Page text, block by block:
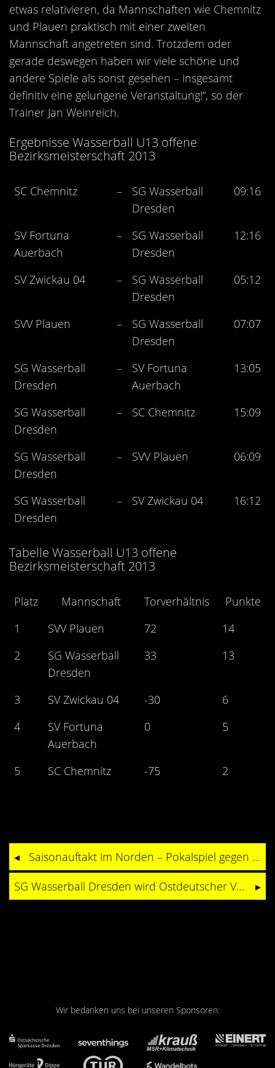
etwas relativieren, da Mannschaften wie Chemnitz
und Plauen praktisch mit einer zweiten
Mannschaft angetreten sind. Trotzdem oder
gerade deswegen haben wir viele schöne und
andere Spiele als sonst gesehen – insgesamt
definitiv eine gelungene Veranstaltung!“, so der
Trainer Jan Weinreich.
Ergebnisse Wasserball U13 offene
Bezirksmeisterschaft 2013
SC Chemnitz –
SG Wasserball
Dresden
09:16
SV Fortuna
Auerbach
–
SG Wasserball
Dresden
12:16
SV Zwickau 04 –
SG Wasserball
Dresden
05:12
SVV Plauen –
SG Wasserball
Dresden
07:07
SG Wasserball
Dresden
–
SV Fortuna
Auerbach
13:05
SG Wasserball
Dresden
– SC Chemnitz 15:09
SG Wasserball
Dresden
– SVV Plauen 06:09
SG Wasserball
Dresden
– SV Zwickau 04 16:12
Tabelle Wasserball U13 offene
Bezirksmeisterschaft 2013
Platz Mannschaft Torverhältnis
Punkte
1
SVV Plauen 72
14
2
SG Wasserball
Dresden
33 13
3 SV Zwickau 04 -30
6
4
SV Fortuna
Auerbach
0 5
5 SC Chemnitz -75 2
Saisonauftakt im Norden – Pokalspiel gegen SC Aquarius Löhne
SG Wasserball Dresden wird Ostdeutscher Vizepokalmeister
Wir bedanken uns bei unseren Sponsoren: